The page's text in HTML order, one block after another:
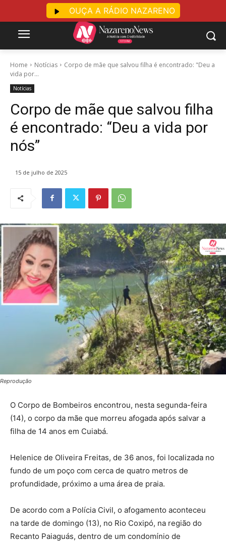
Home Notícias
Corpo de mãe que salvou filha é encontrado: "Deu a
vida por...
Notícias
Corpo de mãe que salvou filha
é encontrado: “Deu a vida por
nós”
15 de julho de 2025
Reprodução
O Corpo de Bombeiros encontrou, nesta segunda-feira
(14), o corpo da mãe que morreu afogada após salvar a
filha de 14 anos em Cuiabá.
Helenice de Oliveira Freitas, de 36 anos, foi localizada no
fundo de um poço com cerca de quatro metros de
profundidade, próximo a uma área de praia.
De acordo com a Polícia Civil, o afogamento aconteceu
na tarde de domingo (13), no Rio Coxipó, na região do
Recanto Paiaguás, dentro de um condomínio de
OUÇA A RÁDIO NAZARENO